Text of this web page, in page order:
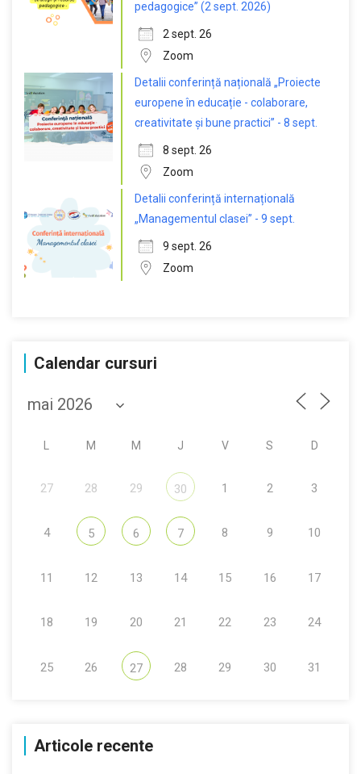
pedagogice” (2 sept. 2026)
2 sept. 26
Zoom
Detalii conferință națională „Proiecte
europene în educație - colaborare,
creativitate și bune practici” - 8 sept.
8 sept. 26
Zoom
Detalii conferință internațională
„Managementul clasei” - 9 sept.
9 sept. 26
Zoom
Calendar cursuri
M M J V S D
27 28 29 30 1 2 3
4 5 6 7 8 9 10
11 12 13 14 15 16 17
18 19 20 21 22 23 24
25 26 27 28 29 30 31
Articole recente